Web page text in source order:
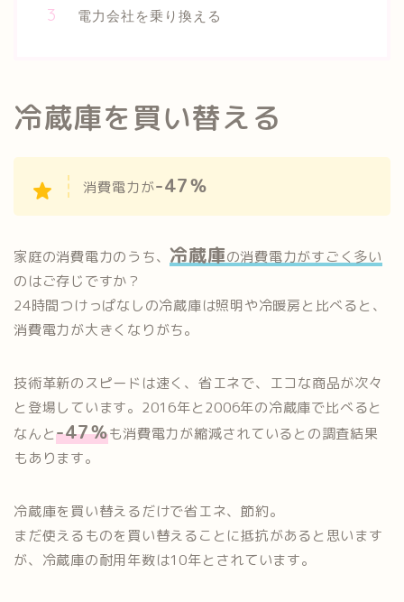
電力会社を乗り換える
冷蔵庫を買い替える
消費電力が-47％
家庭の消費電力のうち、 冷蔵庫の消費電力がすごく多い
のはご存じですか？
24時間つけっぱなしの冷蔵庫は照明や冷暖房と比べると、
消費電力が大きくなりがち。
技術革新のスピードは速く、省エネで、エコな商品が次々
と登場しています。2016年と2006年の冷蔵庫で比べると
なんと-47％も消費電力が縮減されているとの調査結果
もあります。
冷蔵庫を買い替えるだけで省エネ、節約。
まだ使えるものを買い替えることに抵抗があると思います
が、冷蔵庫の耐用年数は10年とされています。